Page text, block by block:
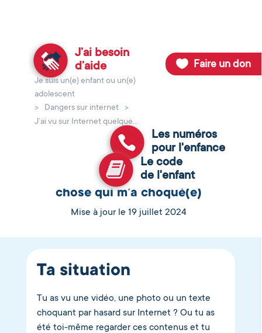
Faire un don
J’ai besoin
d’aide
Je suis un(e) enfant ou un(e)
adolescent
>
Dangers sur internet
>
J’ai vu sur Internet quelque...
Les numéros
pour l'enfance
Le code
de l'enfant
J’ai vu sur Internet quelque
chose qui m’a choqué(e)
Mise à jour le 19 juillet 2024
Ta situation
Tu as vu une vidéo, une photo ou un texte
choquant par hasard sur Internet ? Ou tu as
été toi-même regarder ces contenus et tu